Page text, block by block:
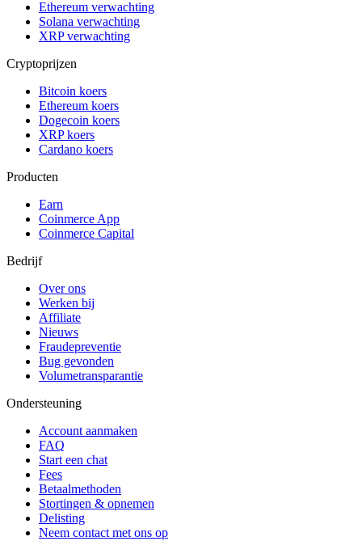
Ethereum verwachting
Solana verwachting
XRP verwachting
Cryptoprijzen
Bitcoin koers
Ethereum koers
Dogecoin koers
XRP koers
Cardano koers
Producten
Earn
Coinmerce App
Coinmerce Capital
Bedrijf
Over ons
Werken bij
Affiliate
Nieuws
Fraudepreventie
Bug gevonden
Volumetransparantie
Ondersteuning
Account aanmaken
FAQ
Start een chat
Fees
Betaalmethoden
Stortingen & opnemen
Delisting
Neem contact met ons op